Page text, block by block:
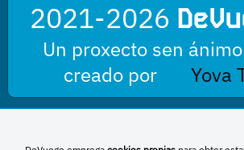
2021-2026
Un proxecto sen
creado por
Yova
Esta obra está baixo unha licenza de Creative